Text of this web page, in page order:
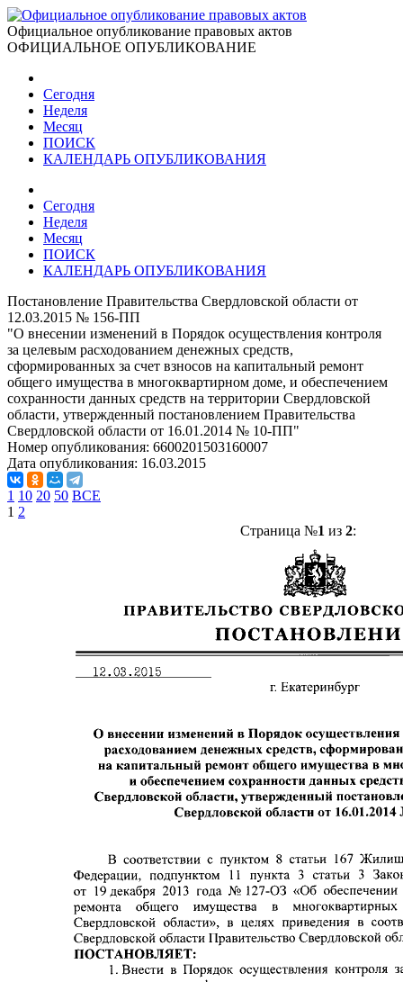
Официальное опубликование правовых актов
ОФИЦИАЛЬНОЕ ОПУБЛИКОВАНИЕ
Сегодня
Неделя
Месяц
ПОИСК
КАЛЕНДАРЬ ОПУБЛИКОВАНИЯ
Сегодня
Неделя
Месяц
ПОИСК
КАЛЕНДАРЬ ОПУБЛИКОВАНИЯ
Постановление Правительства Свердловской области от
12.03.2015 № 156-ПП
"О внесении изменений в Порядок осуществления контроля
за целевым расходованием денежных средств,
сформированных за счет взносов на капитальный ремонт
общего имущества в многоквартирном доме, и обеспечением
сохранности данных средств на территории Свердловской
области, утвержденный постановлением Правительства
Свердловской области от 16.01.2014 № 10-ПП"
Номер опубликования: 6600201503160007
Дата опубликования: 16.03.2015
1 10 20 50 ВСЕ
1 2
Страница №1 из 2: